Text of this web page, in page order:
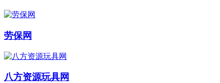
劳保网
八方资源玩具网